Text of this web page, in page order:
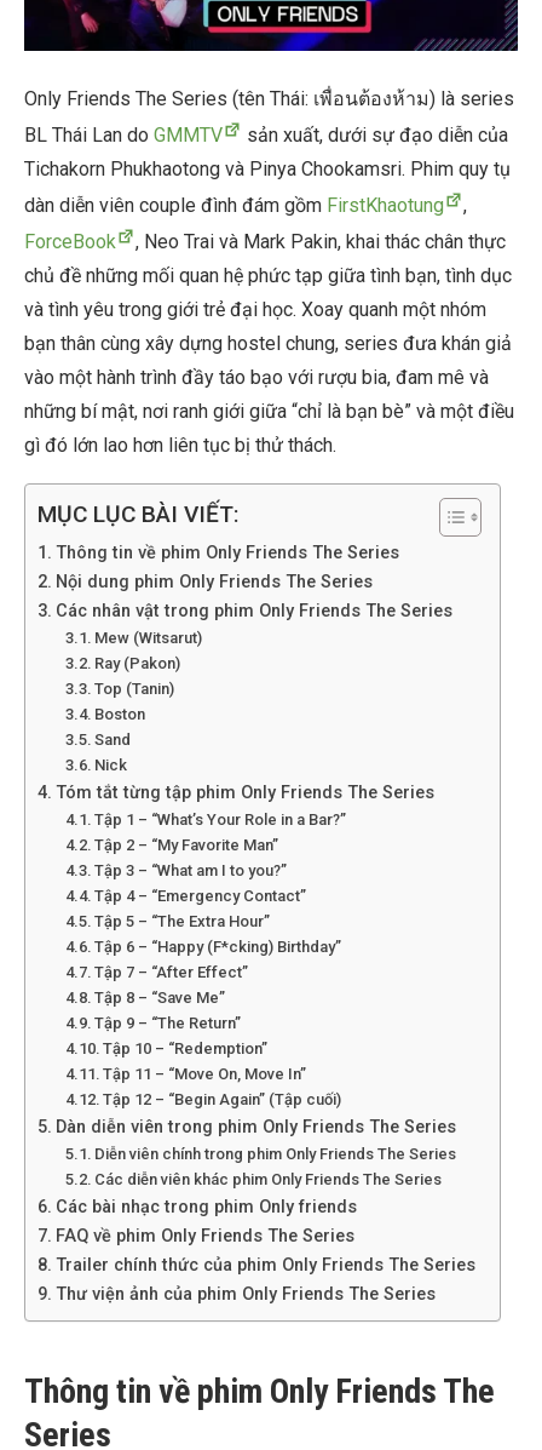
Only Friends The Series (tên Thái: เพื่อนต้องห้าม) là series
BL Thái Lan do GMMTV
sản xuất, dưới sự đạo diễn của
Tichakorn Phukhaotong và Pinya Chookamsri. Phim quy tụ
dàn diễn viên couple đình đám gồm FirstKhaotung
,
ForceBook
, Neo Trai và Mark Pakin, khai thác chân thực
chủ đề những mối quan hệ phức tạp giữa tình bạn, tình dục
và tình yêu trong giới trẻ đại học. Xoay quanh một nhóm
bạn thân cùng xây dựng hostel chung, series đưa khán giả
vào một hành trình đầy táo bạo với rượu bia, đam mê và
những bí mật, nơi ranh giới giữa “chỉ là bạn bè” và một điều
gì đó lớn lao hơn liên tục bị thử thách.
MỤC LỤC BÀI VIẾT:
Thông tin về phim Only Friends The Series
Nội dung phim Only Friends The Series
Các nhân vật trong phim Only Friends The Series
Mew (Witsarut)
Ray (Pakon)
Top (Tanin)
Boston
Sand
Nick
Tóm tắt từng tập phim Only Friends The Series
Tập 1 – “What’s Your Role in a Bar?”
Tập 2 – “My Favorite Man”
Tập 3 – “What am I to you?”
Tập 4 – “Emergency Contact”
Tập 5 – “The Extra Hour”
Tập 6 – “Happy (F*cking) Birthday”
Tập 7 – “After Effect”
Tập 8 – “Save Me”
Tập 9 – “The Return”
Tập 10 – “Redemption”
Tập 11 – “Move On, Move In”
Tập 12 – “Begin Again” (Tập cuối)
Dàn diễn viên trong phim Only Friends The Series
Diễn viên chính trong phim Only Friends The Series
Các diễn viên khác phim Only Friends The Series
Các bài nhạc trong phim Only friends
FAQ về phim Only Friends The Series
Trailer chính thức của phim Only Friends The Series
Thư viện ảnh của phim Only Friends The Series
Thông tin về phim Only Friends The
Series